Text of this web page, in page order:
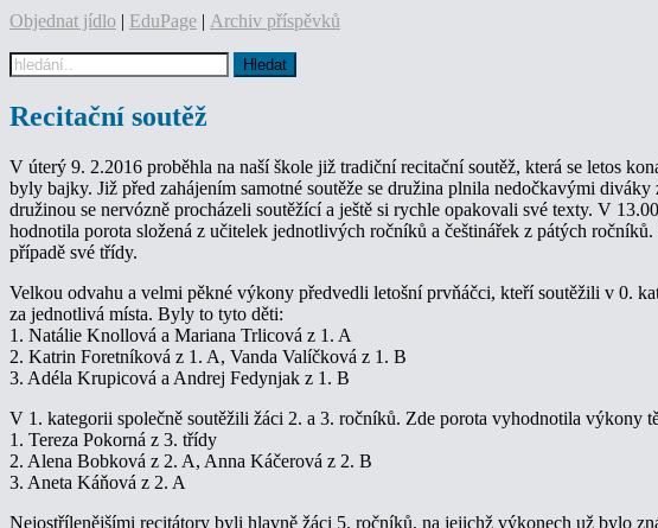
Objednat jídlo | EduPage | Archiv příspěvků
Recitační soutěž
V úterý 9. 2.2016 proběhla na naší škole již tradiční recitační soutěž, která se letos
byly bajky. Již před zahájením samotné soutěže se družina plnila nedočkavými
družinou se nervózně procházeli soutěžící a ještě si rychle opakovali své texty. V
hodnotila porota složená z učitelek jednotlivých ročníků a češtinářek z pátých
případě své třídy.
Velkou odvahu a velmi pěkné výkony předvedli letošní prvňáčci, kteří soutěžili v 0.
za jednotlivá místa. Byly to tyto děti:
1. Natálie Knollová a Mariana Trlicová z 1. A
2. Katrin Foretníková z 1. A, Vanda Valíčková z 1. B
3. Adéla Krupicová a Andrej Fedynjak z 1. B
V 1. kategorii společně soutěžili žáci 2. a 3. ročníků. Zde porota vyhodnotila výkony
1. Tereza Pokorná z 3. třídy
2. Alena Bobková z 2. A, Anna Káčerová z 2. B
3. Aneta Káňová z 2. A
Nejostřílenějšími recitátory byli hlavně žáci 5. ročníků, na jejichž výkonech už bylo